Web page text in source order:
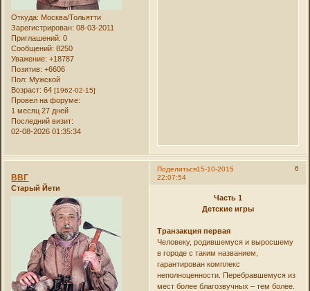
Откуда: Москва/Тольятти
Зарегистрирован: 08-03-2011
Приглашений: 0
Сообщений: 8250
Уважение: +18787
Позитив: +6606
Пол: Мужской
Возраст: 64[1962-02-15]
Провел на форуме:
1 месяц 27 дней
Последний визит:
02-08-2026 01:35:34
Поделиться 6
15-10-2015
22:07:54
ВВГ
Старый Йети
Часть 1
Детские игры
Транзакция первая
Человеку, родившемуся и выросшему
в городе с таким названием,
гарантирован комплекс
неполноценности. Перебравшемуся из
мест более благозвучных – тем более.